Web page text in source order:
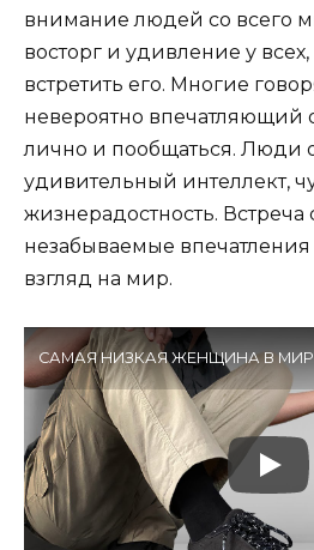
внимание людей со всего
восторг и удивление у всех,
встретить его. Многие
невероятно впечатляющий
лично и пообщаться. Люди
удивительный интеллект,
жизнерадостность. Встреча
незабываемые
взгляд на мир.
САМАЯ НИЗКАЯ ЖЕНЩИНА В МИРЕ